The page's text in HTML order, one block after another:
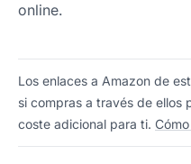
online.
Los enlaces a Amazon de
si compras a través de ellos
coste adicional para ti.